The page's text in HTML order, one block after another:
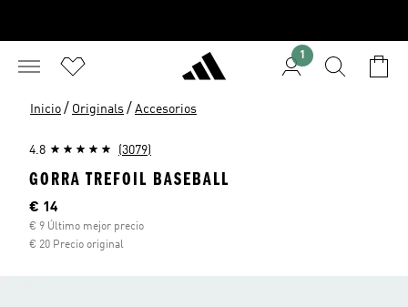
1
Inicio / Originals / Accesorios
4.8 (3079)
GORRA TREFOIL BASEBALL
Precio actual
€ 14
€ 9 Último mejor precio
€ 20 Precio original